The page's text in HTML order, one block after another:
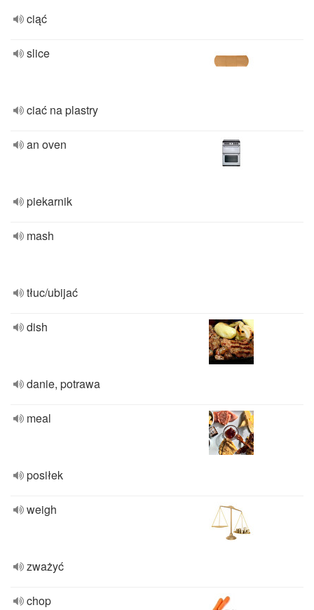
ciąć
slice
ciać na plastry
an oven
piekarnik
mash
tłuc/ubijać
dish
danie, potrawa
meal
posiłek
weigh
zważyć
chop